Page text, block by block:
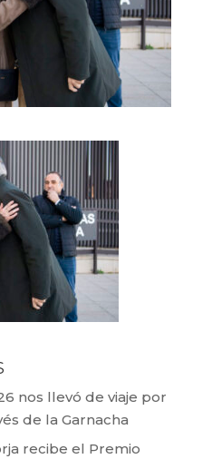
nos llevó de viaje por
de la Garnacha
recibe el Premio